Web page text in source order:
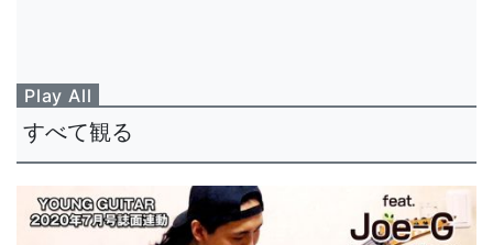
Play All
すべて観る